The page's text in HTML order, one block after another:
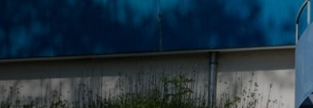
Rathaus & Politik